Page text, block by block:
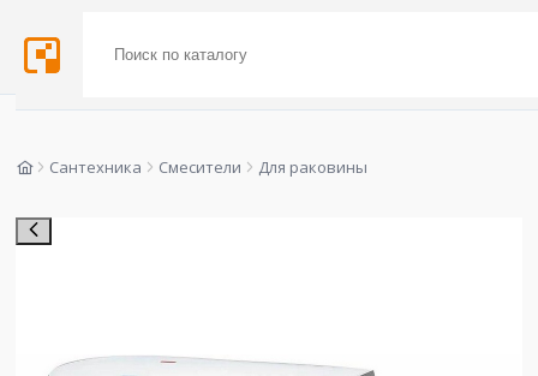
Сантехника Смесители Для раковины